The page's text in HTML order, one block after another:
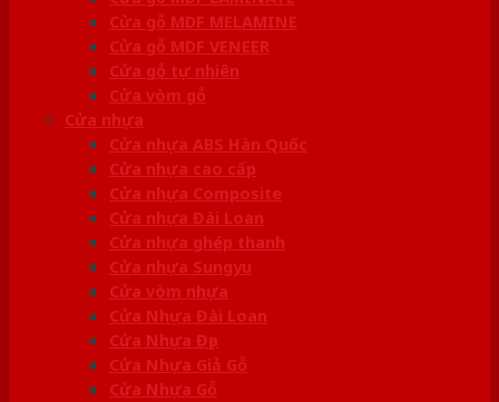
Cửa gỗ MDF MELAMINE
Cửa gỗ MDF VENEER
Cửa gỗ tự nhiên
Cửa vòm gỗ
Cửa nhựa
Cửa nhựa ABS Hàn Quốc
Cửa nhựa cao cấp
Cửa nhựa Composite
Cửa nhựa Đài Loan
Cửa nhựa ghép thanh
Cửa nhựa Sungyu
Cửa vòm nhựa
Cửa Nhựa Đài Loan
Cửa Nhựa Đẹp
Cửa Nhựa Giả Gỗ
Cửa Nhựa Gỗ